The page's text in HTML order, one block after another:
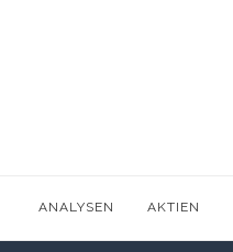
ANALYSEN AKTIEN